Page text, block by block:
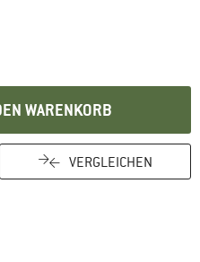
sich in einer Infobox und
WARENKORB
VERGLEICHEN
Zahlungs-Infos hier! Öffnet